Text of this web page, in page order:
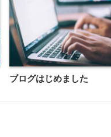
ブログはじめました